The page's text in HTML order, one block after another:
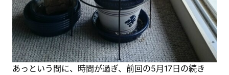
あっという間に、時間が過ぎ、前回の5月17日の続き